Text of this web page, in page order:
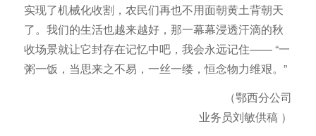
实现了机械化收割，农民们再也不用面朝黄土背朝天
了。我们的生活也越来越好，那一幕幕浸透汗滴的秋
收场景就让它封存在记忆中吧，我会永远记住—— “一
粥一饭，当思来之不易，一丝一缕，恒念物力维艰。”
（鄂西分公司
业务员刘敏供稿 ）